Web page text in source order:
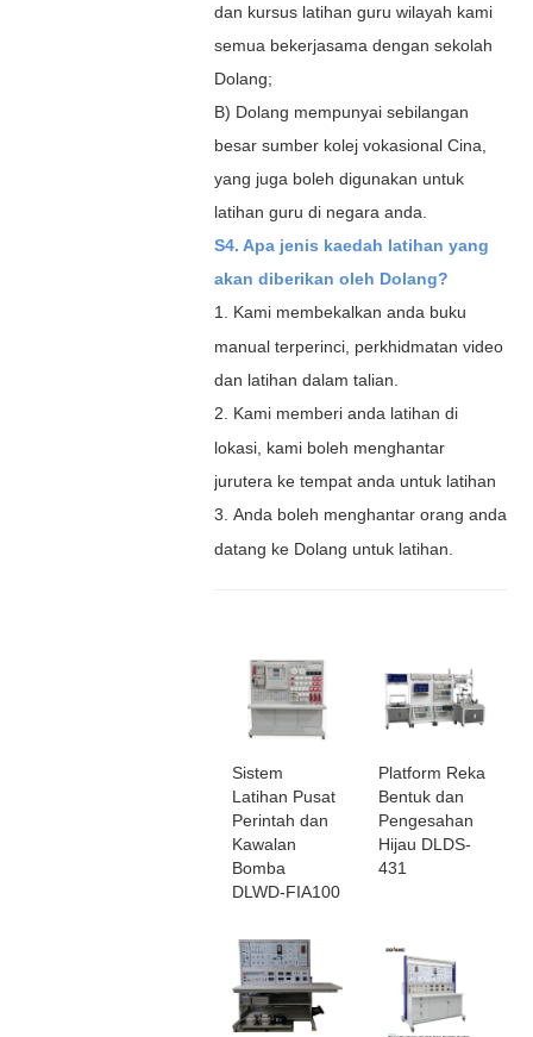
dan kursus latihan guru wilayah kami
semua bekerjasama dengan sekolah
Dolang;
B) Dolang mempunyai sebilangan
besar sumber kolej vokasional Cina,
yang juga boleh digunakan untuk
latihan guru di negara anda.
S4. Apa jenis kaedah latihan yang
akan diberikan oleh Dolang?
1.
Kami membekalkan anda buku
manual terperinci, perkhidmatan video
dan latihan dalam talian.
2.
Kami memberi anda latihan di
lokasi, kami boleh menghantar
jurutera ke tempat anda untuk latihan
3. Anda boleh menghantar orang anda
datang ke Dolang untuk latihan.
Sistem
Latihan Pusat
Perintah dan
Kawalan
Bomba
DLWD-FIA100
Platform Reka
Bentuk dan
Pengesahan
Hijau DLDS-
431